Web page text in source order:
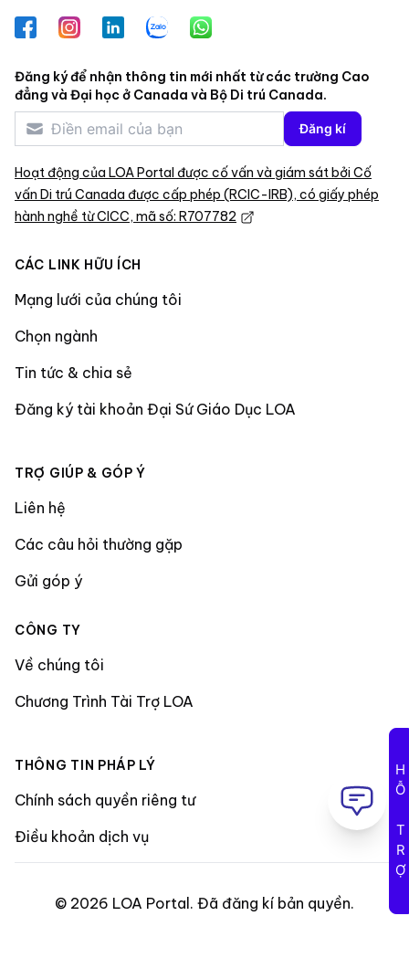
FacebookInstagramLinkedInZalo WhatsApp
Đăng ký để nhận thông tin mới nhất từ các trường Cao
đẳng và Đại học ở Canada và Bộ Di trú Canada.
Đăng kí
Hoạt động của LOA Portal được cố vấn và giám sát bởi Cố
vấn Di trú Canada được cấp phép (RCIC-IRB), có giấy phép
hành nghề từ CICC, mã số: R707782
CÁC LINK HỮU ÍCH
Mạng lưới của chúng tôi
Chọn ngành
Tin tức & chia sẻ
Đăng ký tài khoản Đại Sứ Giáo Dục LOA
TRỢ GIÚP & GÓP Ý
Liên hệ
Các câu hỏi thường gặp
Gửi góp ý
CÔNG TY
Về chúng tôi
Chương Trình Tài Trợ LOA
THÔNG TIN PHÁP LÝ
Chính sách quyền riêng tư
Điều khoản dịch vụ
© 2026 LOA Portal . Đã đăng kí bản quyền.
HỖ TRỢ